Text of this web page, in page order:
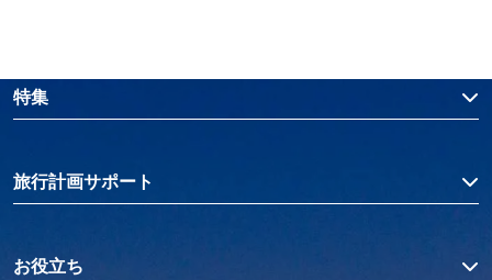
特集
旅行計画サポート
お役立ち